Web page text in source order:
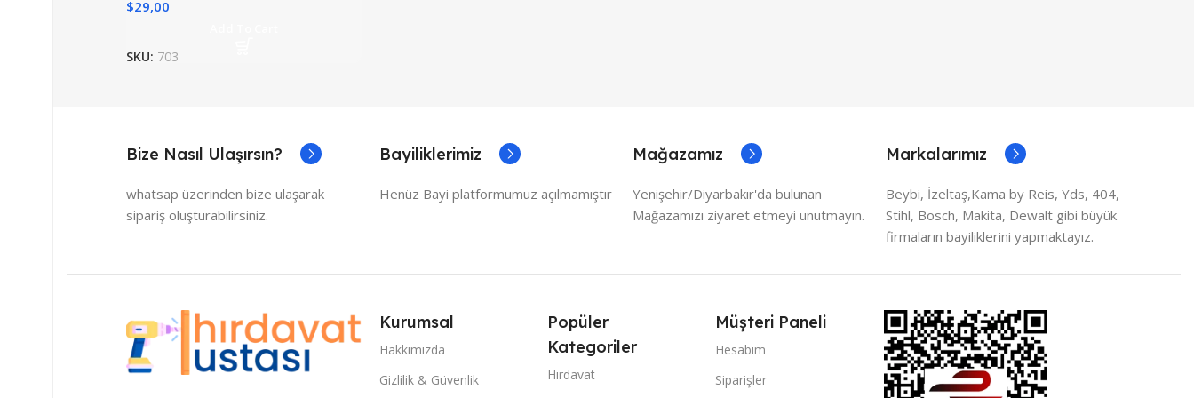
$29,00
SKU: 703
Bize Nasıl Ulaşırsın?
whatsap üzerinden bize ulaşarak
sipariş oluşturabilirsiniz.
Bayiliklerimiz
Henüz Bayi platformumuz açılmamıştır
Mağazamız
Yenişehir/Diyarbakır'da bulunan
Mağazamızı ziyaret etmeyi unutmayın.
Markalarımız
Beybi, İzeltaş,Kama by Reis, Yds, 404,
Stihl, Bosch, Makita, Dewalt gibi büyük
firmaların bayiliklerini yapmaktayız.
Kurumsal
Hakkımızda
Gizlilik & Güvenlik
Popüler
Kategoriler
Hırdavat
Müşteri Paneli
Hesabım
Siparişler